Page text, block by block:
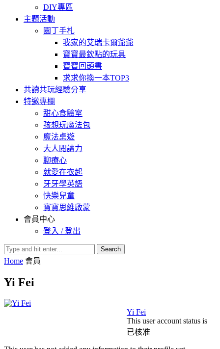
DIY專區
主題活動
園丁手札
我家的艾瑞卡爾爺爺
寶寶最欽點的玩具
寶寶回頭書
求求你換一本TOP3
共讀共玩經驗分享
特邀專欄
甜心食驗室
孩想玩魔法包
魔法桌遊
大人閱讀力
聊療心
就愛在衣起
牙牙學英語
快樂兒童
寶寶思維啟蒙
會員中心
登入 / 登出
Search
Home 會員
Yi Fei
Yi Fei
This user account status is
已核准